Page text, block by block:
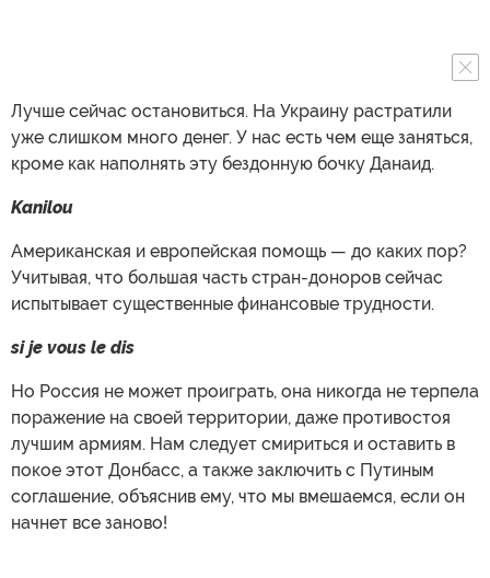
Лучше сейчас остановиться. На Украину растратили
уже слишком много денег. У нас есть чем еще заняться,
кроме как наполнять эту бездонную бочку Данаид.
Kanilou
Американская и европейская помощь — до каких пор?
Учитывая, что большая часть стран-доноров сейчас
испытывает существенные финансовые трудности.
si je vous le dis
Но Россия не может проиграть, она никогда не терпела
поражение на своей территории, даже противостоя
лучшим армиям. Нам следует смириться и оставить в
покое этот Донбасс, а также заключить с Путиным
соглашение, объяснив ему, что мы вмешаемся, если он
начнет все заново!